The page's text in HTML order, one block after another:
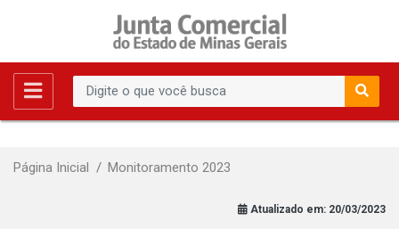
Página Inicial Monitoramento 2023
Atualizado em: 20/03/2023